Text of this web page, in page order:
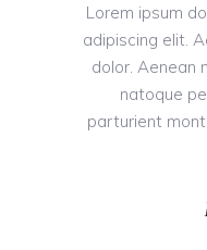
Lorem ipsum
adipiscing elit.
dolor. Aenean
natoque
parturient